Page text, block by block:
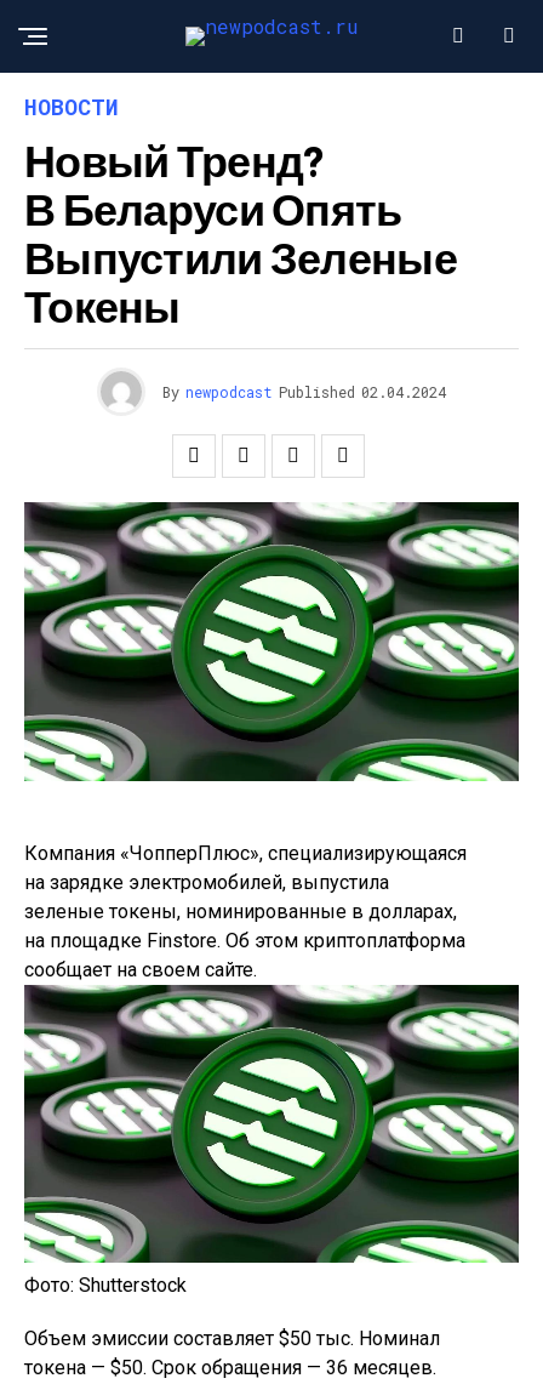
НОВОСТИ
Новый Тренд?
В Беларуси Опять
Выпустили Зеленые
Токены
By newpodcast Published 02.04.2024
Компания «ЧопперПлюс», специализирующаяся
на зарядке электромобилей, выпустила
зеленые токены, номинированные в долларах,
на площадке Finstore. Об этом криптоплатформа
сообщает на своем сайте.
Фото: Shutterstock
Объем эмиссии составляет $50 тыс. Номинал
токена — $50. Срок обращения — 36 месяцев.